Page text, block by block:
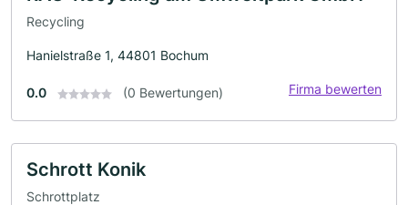
Recycling
Hanielstraße 1, 44801 Bochum
0.0 (0 Bewertungen) Firma bewerten
Schrott Konik
Schrottplatz